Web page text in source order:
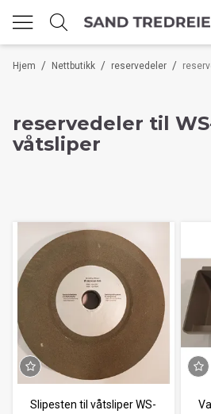
/
Hjem /
Nettbutikk /
reservedeler
reservedeler til
våtsliper
Slipesten til våtsliper WS-